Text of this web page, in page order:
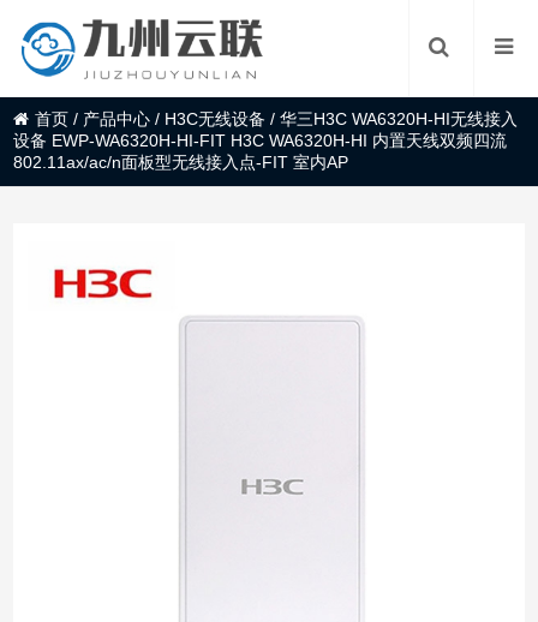
首页 / 产品中心 / H3C无线设备 /华三H3C WA6320H-HI无线接入
设备 EWP-WA6320H-HI-FIT H3C WA6320H-HI 内置天线双频四流
802.11ax/ac/n面板型无线接入点-FIT 室内AP